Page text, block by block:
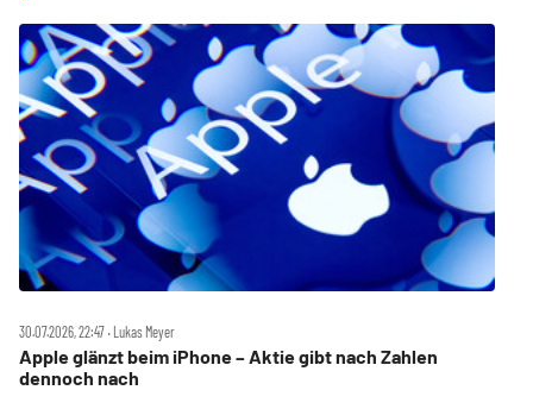
30.07.2026, 22:47 ‧ Lukas Meyer
Apple glänzt beim iPhone – Aktie gibt nach Zahlen
dennoch nach